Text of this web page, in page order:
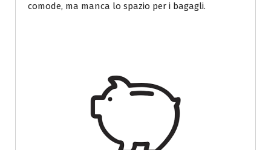
comode, ma manca lo spazio per i bagagli.